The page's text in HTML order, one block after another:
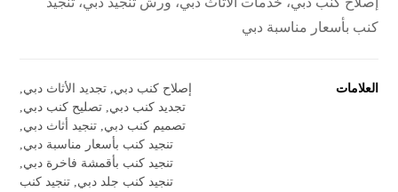
كنب بأسعار مناسبة دبي
العلامات إصلاح كنب دبي تجديد الأثاث دبي
تجديد كنب دبي تصليح كنب دبي
تصميم كنب دبي تنجيد أثاث دبي
تنجيد كنب بأسعار مناسبة دبي
تنجيد كنب بأقمشة فاخرة دبي
تنجيد كنب جلد دبي تنجيد كنب